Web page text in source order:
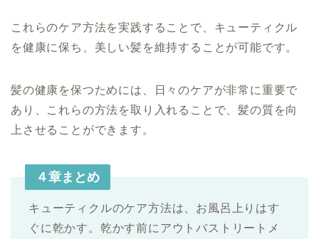
これらのケア方法を実践することで、キューティクル
を健康に保ち、美しい髪を維持することが可能です。
髪の健康を保つためには、日々のケアが非常に重要で
あり、これらの方法を取り入れることで、髪の質を向
上させることができます。
４章まとめ
キューティクルのケア方法は、お風呂上りはす
ぐに乾かす。乾かす前にアウトバストリートメ